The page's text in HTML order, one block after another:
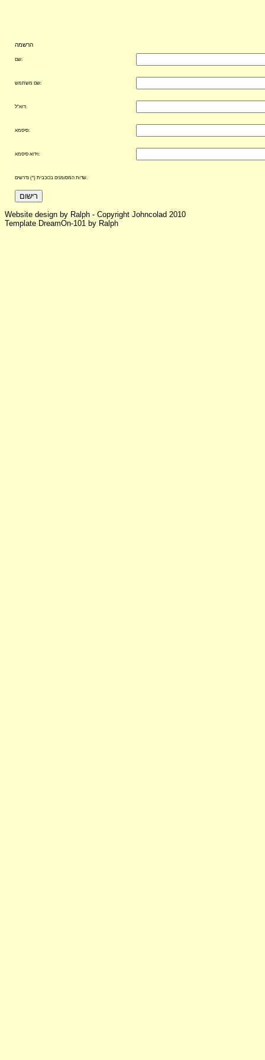
הרשמה
שם:
שם משתמש:
דוא"ל:
סיסמא:
וידוא סיסמא:
רישום
Website design by Ralph - Copyright Johncolad 2010
Template DreamOn-101 by Ralph